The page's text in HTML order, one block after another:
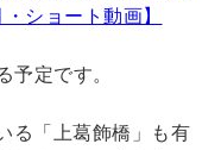
ショート動画】
予定です。
る「上葛飾橋」も有